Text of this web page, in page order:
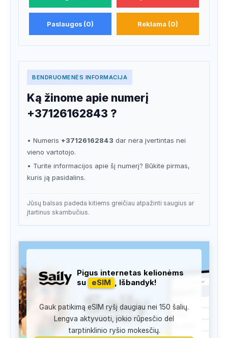
Paslaugos (0) Reklama (0)
BENDRUOMENĖS INFORMACIJA
Ką žinome apie numerį
+37126162843 ?
• Numeris +37126162843 dar nėra įvertintas nei
vieno vartotojo.
• Turite informacijos apie šį numerį? Būkite pirmas,
kuris ją pasidalins.
Jūsų balsas padeda kitiems greičiau atpažinti saugius ar
įtartinus skambučius.
Pigus internetas kelionėms
su
eSIM , Išbandyk!
Gauk patikimą eSIM ryšį daugiau nei 150 šalių.
Lengva aktyvuoti, jokio rūpesčio dėl
tarptinklinio ryšio mokesčių.